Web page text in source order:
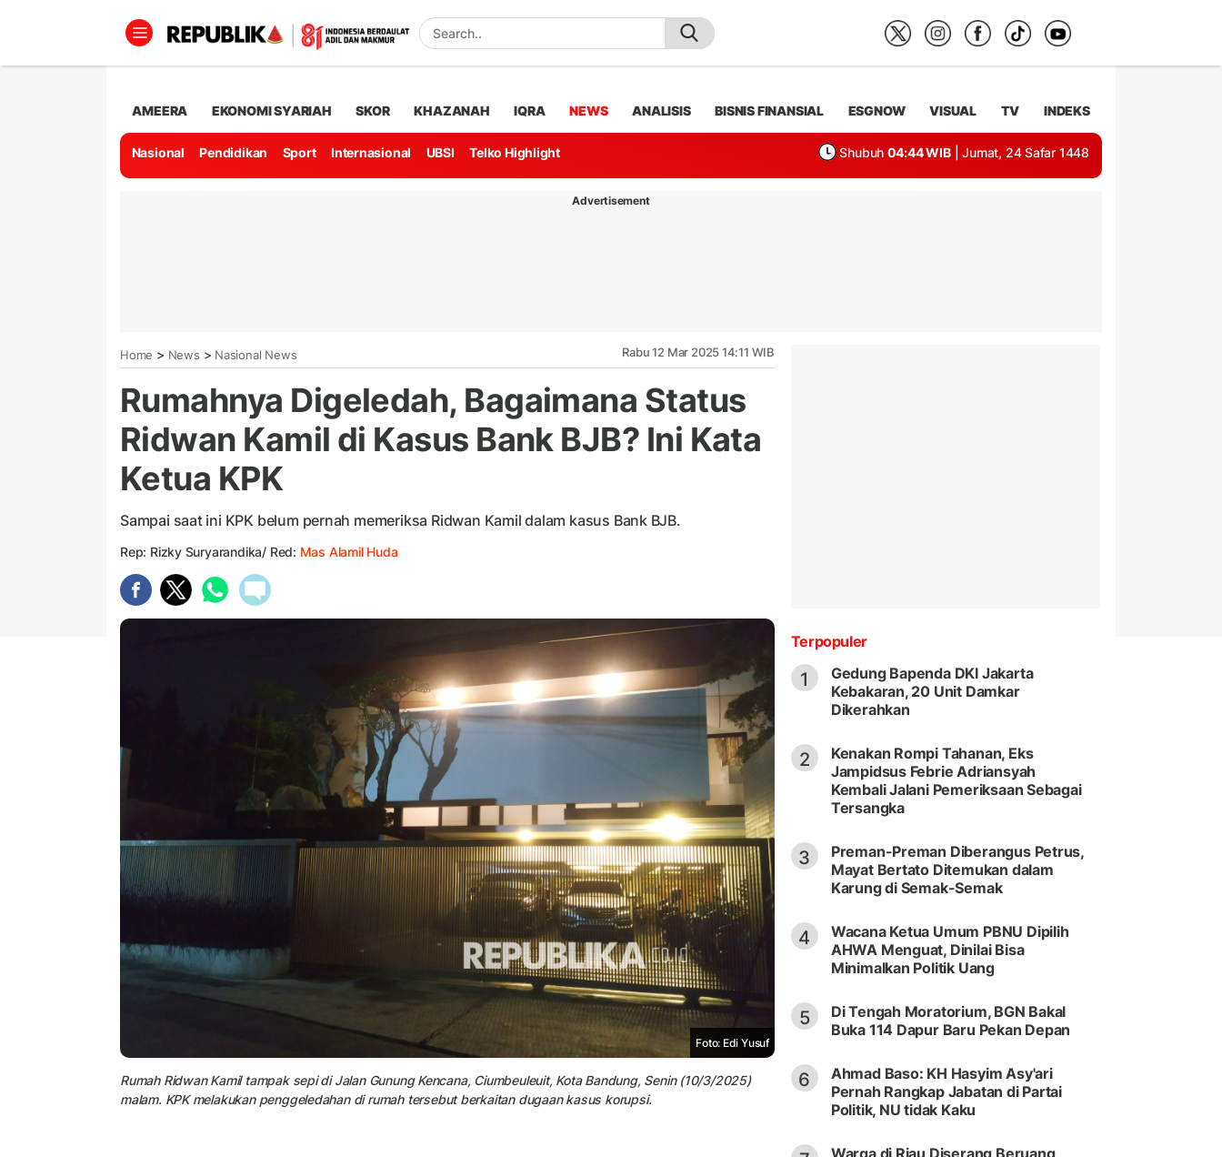
AMEERA EKONOMI SYARIAH SKOR KHAZANAH IQRA NEWS ANALISIS BISNIS FINANSIAL ESGNOW VISUAL TV INDEKS
Nasional Pendidikan Sport Internasional UBSI Telko Highlight Shubuh 04:44 WIB | Jumat, 24 Safar 1448
Advertisement
Home > News > Nasional News Rabu 12 Mar 2025 14:11 WIB
Rumahnya Digeledah, Bagaimana Status
Ridwan Kamil di Kasus Bank BJB? Ini Kata
Ketua KPK
Sampai saat ini KPK belum pernah memeriksa Ridwan Kamil dalam kasus Bank BJB.
Rep: Rizky Suryarandika/ Red: Mas Alamil Huda
Foto: Edi Yusuf
Rumah Ridwan Kamil tampak sepi di Jalan Gunung Kencana, Ciumbeuleuit, Kota Bandung, Senin (10/3/2025)
malam. KPK melakukan penggeledahan di rumah tersebut berkaitan dugaan kasus korupsi.
Terpopuler
1
Gedung Bapenda DKI Jakarta
Kebakaran, 20 Unit Damkar
Dikerahkan
2
Kenakan Rompi Tahanan, Eks
Jampidsus Febrie Adriansyah
Kembali Jalani Pemeriksaan Sebagai
Tersangka
3
Preman-Preman Diberangus Petrus,
Mayat Bertato Ditemukan dalam
Karung di Semak-Semak
4
Wacana Ketua Umum PBNU Dipilih
AHWA Menguat, Dinilai Bisa
Minimalkan Politik Uang
5
Di Tengah Moratorium, BGN Bakal
Buka 114 Dapur Baru Pekan Depan
6
Ahmad Baso: KH Hasyim Asy'ari
Pernah Rangkap Jabatan di Partai
Politik, NU tidak Kaku